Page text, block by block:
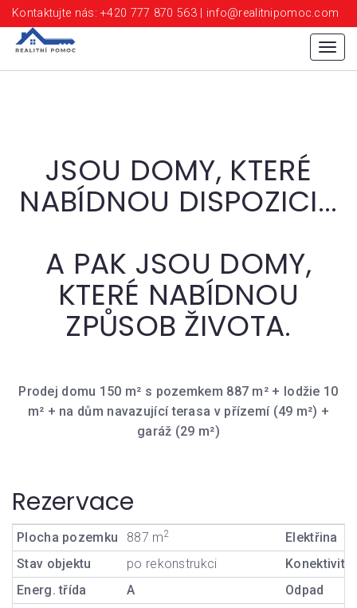
Kontaktujte nás: +420 777 870 563 | info@realitnipomoc.com
Menu
JSOU DOMY, KTERÉ
NABÍDNOU DISPOZICI...
A PAK JSOU DOMY,
KTERÉ NABÍDNOU
ZPŮSOB ŽIVOTA.
Prodej domu 150 m² s pozemkem 887 m² + lodžie 10
m² + na dům navazující terasa v přízemí (49 m²) +
garáž (29 m²)
Rezervace
Plocha pozemku 887 m2
Elektřina
Stav objektu
po rekonstrukci
Konektivita
Energ. třída
A
Odpad